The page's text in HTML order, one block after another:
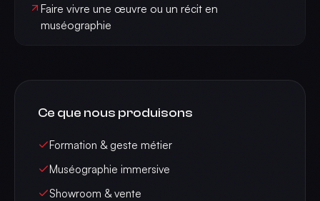
Faire vivre une œuvre ou un récit en
muséographie
Ce que nous produisons
Formation & geste métier
Muséographie immersive
Showroom & vente